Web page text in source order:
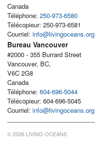
Canada
Téléphone: 250-973-6580
Télécopieur: 250-973-6581
Courriel: info@livingoceans.org
Bureau Vancouver
#2000 - 355 Burrard Street
Vancouver, BC,
V6C 2G8
Canada
Téléphone: 604-696-5044
Télécopieur: 604-696-5045
Courriel: info@livingoceans.org
© 2026 LIVING OCEANS